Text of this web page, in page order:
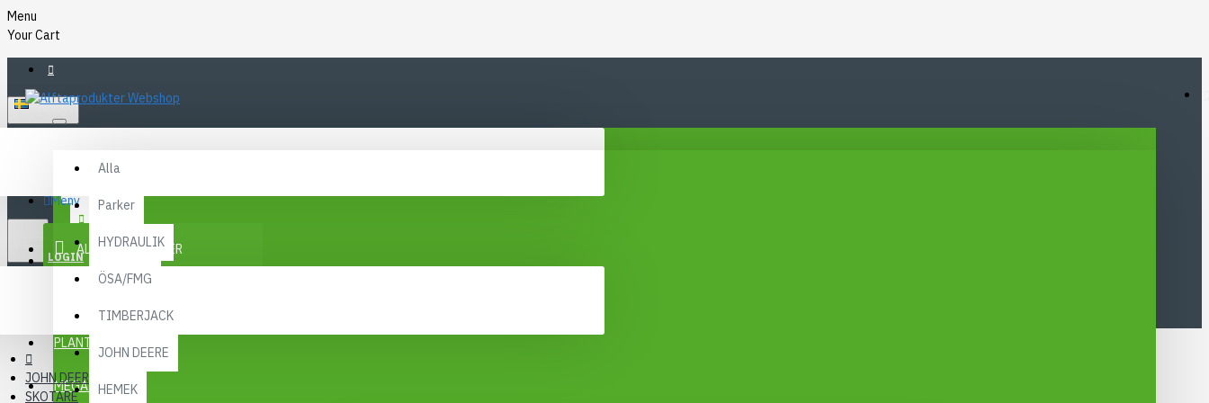
Menu
Your Cart
SEK
Alla
Parker
HYDRAULIK
ÖSA/FMG
TIMBERJACK
JOHN DEERE
HEMEK
KONTAKT
Meny
ALLA KATEGORIER
PLANTMA X
MEGA MENY
LOGIN
REGISTER
JOHN DEERE
SKOTARE